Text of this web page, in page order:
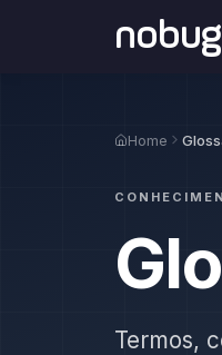
nobug
Home
Termos,